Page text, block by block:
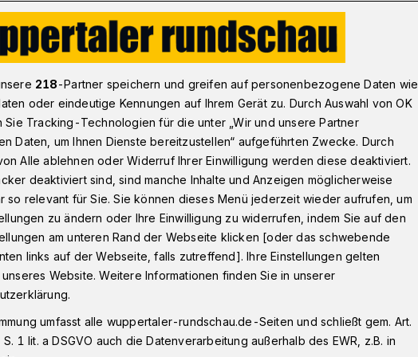
Barmen: Verein braucht mehr „Wassergeld"
Wuppertal-
braucht mehr
Feuerwehreinsatz, bei dem
Barmer Anlagen auffüllen mussten,
sorgt für Diskussionen. Die
218-Partner speichern und greifen auf personenbezogene Daten wie
oder eindeutige Kennungen auf Ihrem Gerät zu. Durch Auswahl von OK
Sie Tracking-Technologien für die unter „Wir und unsere Partner
Daten, um Ihnen Dienste bereitzustellen“ aufgeführten Zwecke. Durch
Alle ablehnen oder Widerruf Ihrer Einwilligung werden diese deaktiviert.
deaktiviert sind, sind manche Inhalte und Anzeigen möglicherweise
so relevant für Sie. Sie können dieses Menü jederzeit wieder aufrufen, um
zu ändern oder Ihre Einwilligung zu widerrufen, indem Sie auf den
am unteren Rand der Webseite klicken [oder das schwebende
links auf der Webseite, falls zutreffend]. Ihre Einstellungen gelten
Website. Weitere Informationen finden Sie in unserer
umfasst alle wuppertaler-rundschau.de-Seiten und schließt gem. Art.
1 lit. a DSGVO auch die Datenverarbeitung außerhalb des EWR, z.B. in